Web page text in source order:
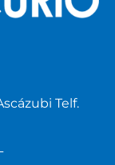
Telf.